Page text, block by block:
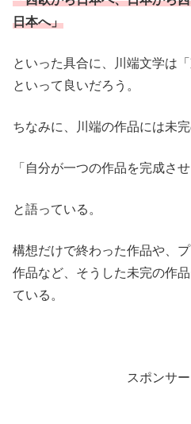
日本へ」
といった具合に、川端文学は
といって良いだろう。
ちなみに、川端の作品には未
「自分が一つの作品を完成さ
と語っている。
構想だけで終わった作品や、
作品など、そうした未完の作
ている。
スポンサ